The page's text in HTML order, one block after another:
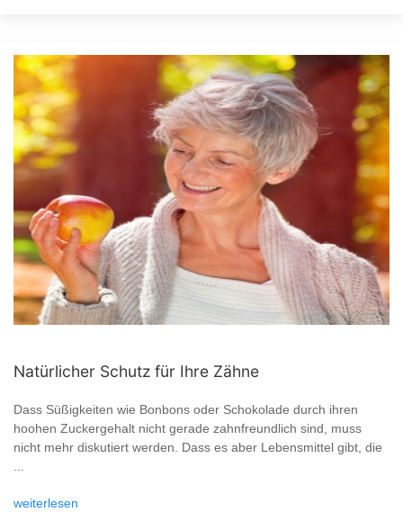
Natürlicher Schutz für Ihre Zähne
Dass Süßigkeiten wie Bonbons oder Schokolade durch ihren
hoohen Zuckergehalt nicht gerade zahnfreundlich sind, muss
nicht mehr diskutiert werden. Dass es aber Lebensmittel gibt, die
...
weiterlesen